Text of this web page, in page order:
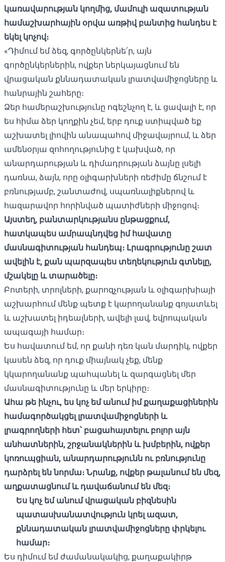
կառավարության կողմից, մամուլի ազատության
համաշխարհային օրվա առթիվ բանտից հանդես է
եկել կոչով։
«Դիմում եմ ձեզ, գործընկերնե՛ր, այն
գործընկերներին, ովքեր ներկայացնում են
վրացական քննադատական ​​լրատվամիջոցները և
հանրային շահերը։
Ձեր համերաշխությունը ոգեշնչող է, և ցավալի է, որ
ես հիմա ձեր կողքին չեմ, երբ դուք ստիպված եք
աշխատել լիովին անապահով միջավայրում, և ձեր
ամենօրյա զոհողությունից է կախված, որ
անարդարության և դիմադրության ձայնը լսելի
դառնա, ձայն, որը օլիգարխների ռեժիմը ճնշում է
բռնությամբ, շանտաժով, սպառնալիքներով և
հազարավոր հորինված պատիժների միջոցով։
Այստեղ, բանտարկությանս ընթացքում,
հատկապես ամրապնդվեց իմ հավատը
մասնագիտության հանդեպ։ Լրագրությունը շատ
ավելին է, քան պարզապես տեղեկություն գտնելը,
մշակելը և տարածելը։
Բոտերի, տրոլների, քարոզչության և օլիգարխիայի
աշխարհում մենք պետք է կարողանանք գոյատևել
և աշխատել իդեալների, ավելի լավ, եվրոպական
ապագայի համար։
Ես հավատում եմ, որ քանի դեռ կան մարդիկ, ովքեր
կասեն ձեզ, որ դուք միայնակ չեք, մենք
կկարողանանք պահպանել և զարգացնել մեր
մասնագիտությունը և մեր երկիրը։
Ահա թե ինչու, ես կոչ եմ անում իմ քաղաքացիներին
համագործակցել լրատվամիջոցների և
լրագրողների հետ՝ բացահայտելու բոլոր այն
անհատներին, շրջանակներին և խմբերին, ովքեր
կոռուպցիան, անարդարությունն ու բռնությունը
դարձրել են նորմա։ Նրանք, ովքեր թալանում են մեզ,
աղքատացնում և դավաճանում են մեզ։
Ես կոչ եմ անում վրացական բիզնեսին
պատասխանատվություն կրել ազատ,
քննադատական ​​լրատվամիջոցները փրկելու
համար։
Ես դիմում եմ ժամանակակից, քաղաքակիրթ